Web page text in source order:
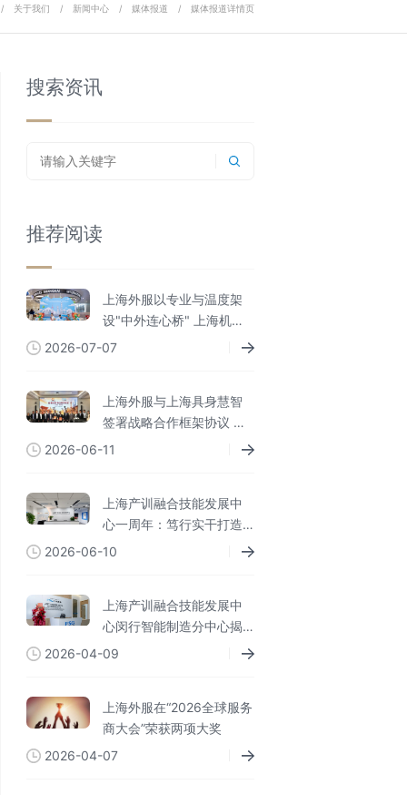
/ 关于我们 / 新闻中心 / 媒体报道 / 媒体报道详情页
搜索资讯
推荐阅读
上海外服以专业与温度架
设"中外连心桥" 上海机场
外籍人员一站式综合服务
2026-07-07
上海外服与上海具身慧智
签署战略合作框架协议 共
探人机协同未来新范式
2026-06-11
上海产训融合技能发展中
心一周年：笃行实干打造
全链条闭环 专业实践赋能
2026-06-10
上海产训融合技能发展中
心闵行智能制造分中心揭
牌成立
2026-04-09
上海外服在“2026全球服务
商大会”荣获两项大奖
2026-04-07